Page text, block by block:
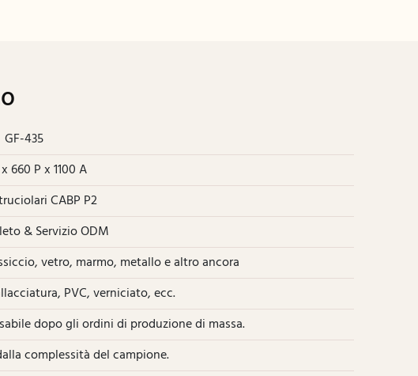
GF-435
660 P x 1100 A
CABP P2
& Servizio ODM
vetro, marmo, metallo e altro ancora
PVC, verniciato, ecc.
dopo gli ordini di produzione di massa.
complessità del campione.